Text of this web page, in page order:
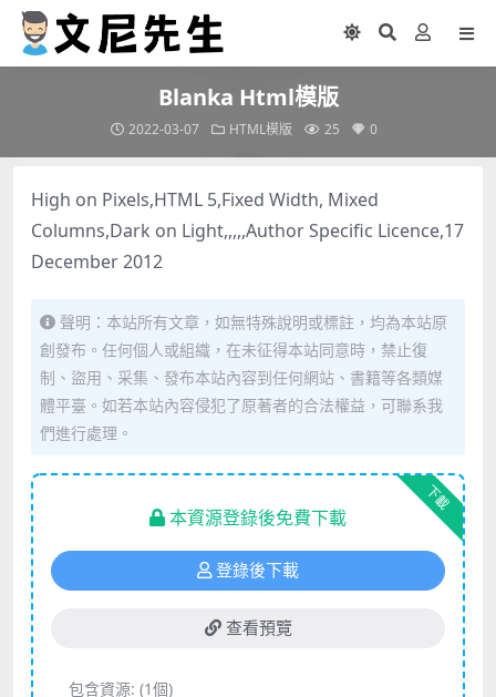
Blanka Html模版
2022-03-07 HTML模版 25 0
High on Pixels,HTML 5,Fixed Width, Mixed
Columns,Dark on Light,,,,,Author Specific Licence,17
December 2012
聲明：本站所有文章，如無特殊說明或標註，均為本站原
創發布。任何個人或組織，在未征得本站同意時，禁止復
制、盜用、采集、發布本站內容到任何網站、書籍等各類媒
體平臺。如若本站內容侵犯了原著者的合法權益，可聯系我
們進行處理。
下載
本資源登錄後免費下載
登錄後下載
查看預覽
包含資源: (1個)